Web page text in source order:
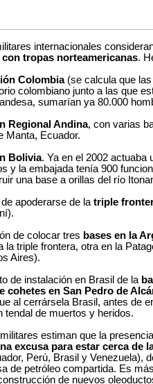
internacionales
con tropas norteamericanas.
Colombia(se calcula que
colombiano junto a las que
sumarían ya 80.000
Regional Andina, con varias
Manta, Ecuador.
Bolivia. Ya en el 2002 actuaba
y la embajada tenía 900
una base a orillas del río
apoderarse de la triple
de colocar tres bases en la
la triple frontera, otra en la
Aires).
de instalación en Brasil de la
cohetes en San Pedro de
al cerrársela Brasil, antes de
tendal de muertos y heridos.
estiman que la
excusa para estar cerca de
Perú, Brasil y Venezuela),
de petróleo compartida. Es
de nuevos